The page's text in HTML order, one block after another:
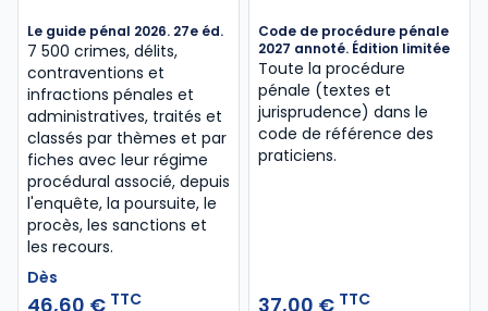
Le guide pénal 2026. 27e éd.
7 500 crimes, délits,
contraventions et
infractions pénales et
administratives, traités et
classés par thèmes et par
fiches avec leur régime
procédural associé, depuis
l'enquête, la poursuite, le
procès, les sanctions et
les recours.
Dès
46,60 € TTC
Code de procédure pénale
2027 annoté. Édition limitée
Toute la procédure
pénale (textes et
jurisprudence) dans le
code de référence des
praticiens.
37,00 € TTC